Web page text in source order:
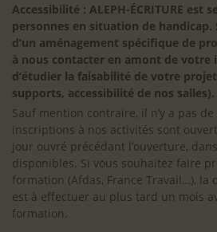
Accessibilité : ALEPH-ÉCRITURE est
personnes en situation de handicap.
d’un aménagement spécifique de
à nous contacter en amont de votre
d’étudier la faisabilité de votre
supports, accessibilité de nos salles).
Sauf mention contraire, il n’y a pas
inscriptions à nos activités sont
jour ouvré précédant l’ouverture,
disponibles. Si vous souhaitez faire
formation (Afdas, France Travail…), la
est à effectuer au plus tard un mois
formation.